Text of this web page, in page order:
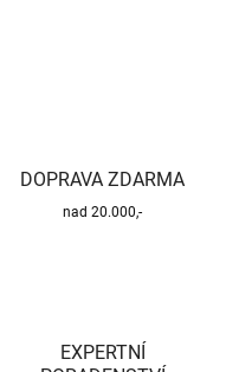
DOPRAVA ZDARMA
nad 20.000,-
EXPERTNÍ